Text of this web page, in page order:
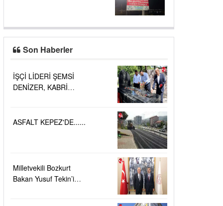
Son Haberler
İŞÇİ LİDERİ ŞEMSİ
DENİZER, KABRİ
ASFALT KEPEZ'DE......
Milletvekili Bozkurt
Bakan Yusuf Tekin’i